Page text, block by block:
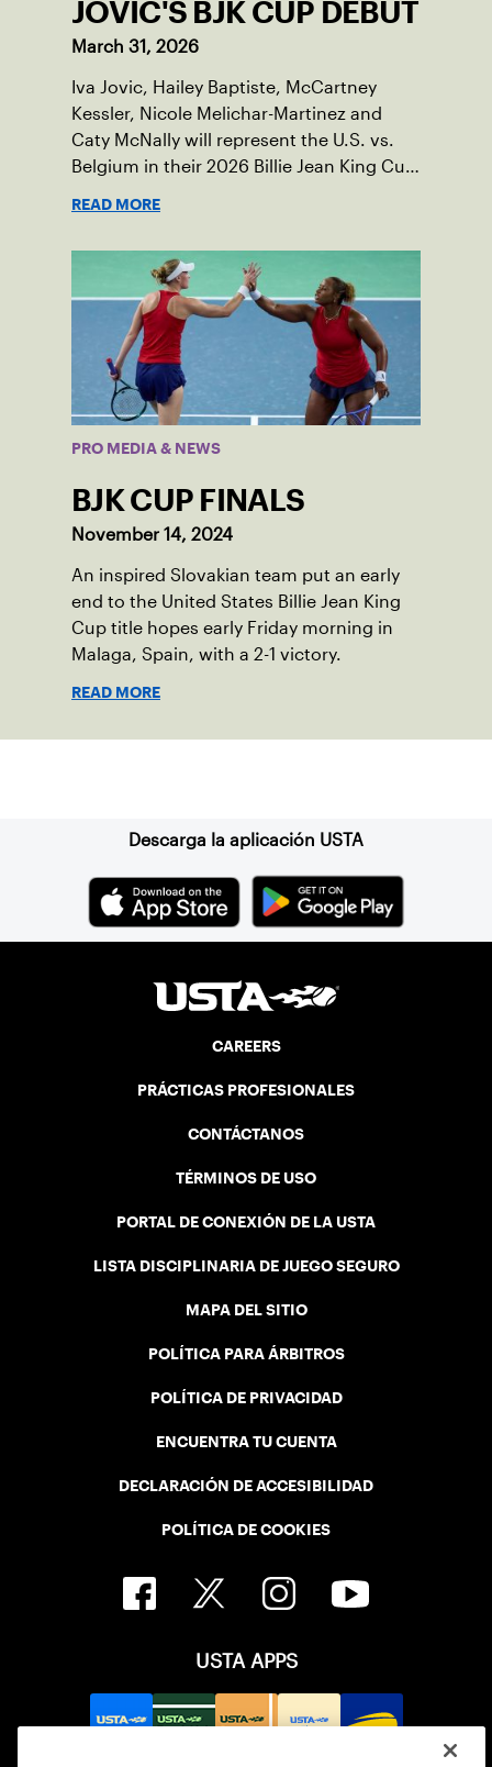
JOVIC'S BJK CUP DEBUT
March 31, 2026
Iva Jovic, Hailey Baptiste, McCartney
Kessler, Nicole Melichar-Martinez and
Caty McNally will represent the U.S. vs.
Belgium in their 2026 Billie Jean King Cup
READ MORE
PRO MEDIA & NEWS
BJK CUP FINALS
November 14, 2024
An inspired Slovakian team put an early
end to the United States Billie Jean King
Cup title hopes early Friday morning in
Malaga, Spain, with a 2-1 victory.
READ MORE
Descarga la aplicación USTA
CAREERS
PRÁCTICAS PROFESIONALES
CONTÁCTANOS
TÉRMINOS DE USO
PORTAL DE CONEXIÓN DE LA USTA
LISTA DISCIPLINARIA DE JUEGO SEGURO
MAPA DEL SITIO
POLÍTICA PARA ÁRBITROS
POLÍTICA DE PRIVACIDAD
ENCUENTRA TU CUENTA
DECLARACIÓN DE ACCESIBILIDAD
POLÍTICA DE COOKIES
USTA APPS